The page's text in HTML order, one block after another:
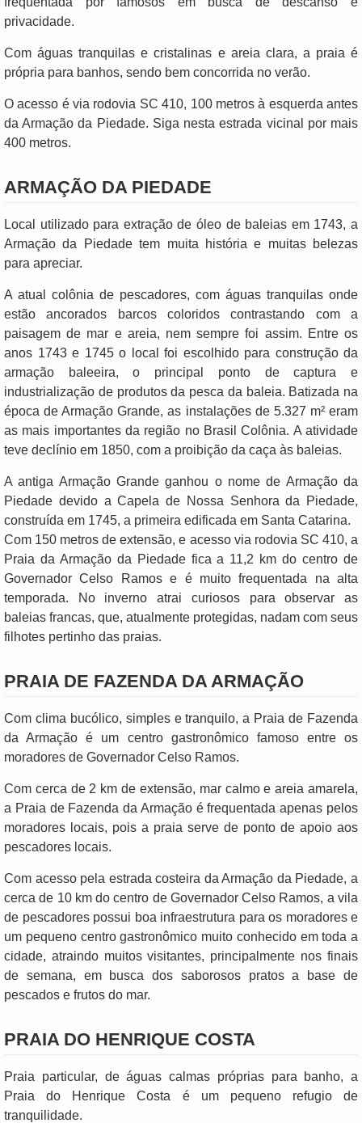
privacidade.
Com águas tranquilas e cristalinas e areia clara, a praia é
própria para banhos, sendo bem concorrida no verão.
O acesso é via rodovia SC 410, 100 metros à esquerda antes
da Armação da Piedade. Siga nesta estrada vicinal por mais
400 metros.
ARMAÇÃO DA PIEDADE
Local utilizado para extração de óleo de baleias em 1743, a
Armação da Piedade tem muita história e muitas belezas
para apreciar.
A atual colônia de pescadores, com águas tranquilas onde
estão ancorados barcos coloridos contrastando com a
paisagem de mar e areia, nem sempre foi assim. Entre os
anos 1743 e 1745 o local foi escolhido para construção da
armação baleeira, o principal ponto de captura e
industrialização de produtos da pesca da baleia. Batizada na
época de Armação Grande, as instalações de 5.327 m² eram
as mais importantes da região no Brasil Colônia. A atividade
teve declínio em 1850, com a proibição da caça às baleias.
A antiga Armação Grande ganhou o nome de Armação da
Piedade devido a Capela de Nossa Senhora da Piedade,
construída em 1745, a primeira edificada em Santa Catarina.
Com 150 metros de extensão, e acesso via rodovia SC 410, a
Praia da Armação da Piedade fica a 11,2 km do centro de
Governador Celso Ramos e é muito frequentada na alta
temporada. No inverno atrai curiosos para observar as
baleias francas, que, atualmente protegidas, nadam com seus
filhotes pertinho das praias.
PRAIA DE FAZENDA DA ARMAÇÃO
Com clima bucólico, simples e tranquilo, a Praia de Fazenda
da Armação é um centro gastronômico famoso entre os
moradores de Governador Celso Ramos.
Com cerca de 2 km de extensão, mar calmo e areia amarela,
a Praia de Fazenda da Armação é frequentada apenas pelos
moradores locais, pois a praia serve de ponto de apoio aos
pescadores locais.
Com acesso pela estrada costeira da Armação da Piedade, a
cerca de 10 km do centro de Governador Celso Ramos, a vila
de pescadores possui boa infraestrutura para os moradores e
um pequeno centro gastronômico muito conhecido em toda a
cidade, atraindo muitos visitantes, principalmente nos finais
de semana, em busca dos saborosos pratos a base de
pescados e frutos do mar.
PRAIA DO HENRIQUE COSTA
Praia particular, de águas calmas próprias para banho, a
Praia do Henrique Costa é um pequeno refugio de
tranquilidade.